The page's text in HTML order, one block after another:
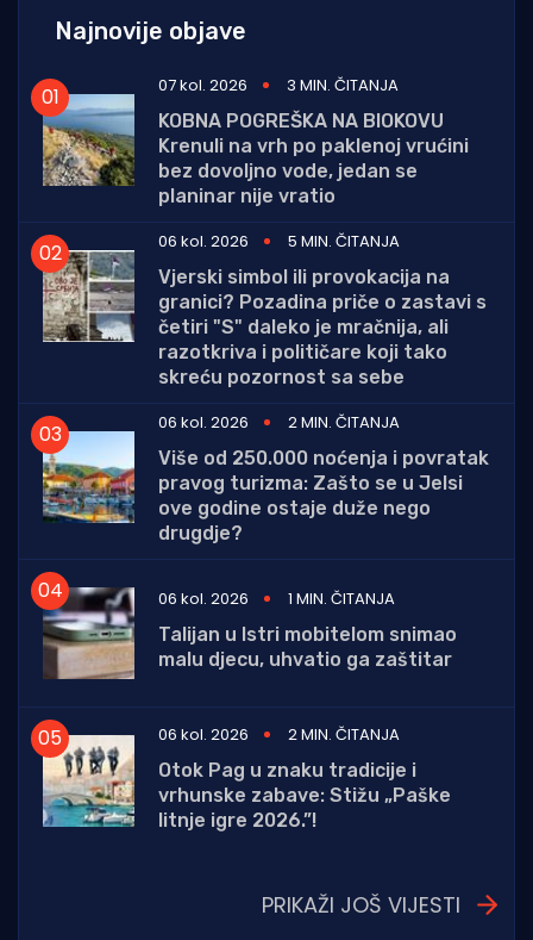
Najnovije objave
07 kol. 2026
3 MIN. ČITANJA
KOBNA POGREŠKA NA BIOKOVU
Krenuli na vrh po paklenoj vrućini
bez dovoljno vode, jedan se
planinar nije vratio
06 kol. 2026
5 MIN. ČITANJA
Vjerski simbol ili provokacija na
granici? Pozadina priče o zastavi s
četiri "S" daleko je mračnija, ali
razotkriva i političare koji tako
skreću pozornost sa sebe
06 kol. 2026
2 MIN. ČITANJA
Više od 250.000 noćenja i povratak
pravog turizma: Zašto se u Jelsi
ove godine ostaje duže nego
drugdje?
06 kol. 2026
1 MIN. ČITANJA
Talijan u Istri mobitelom snimao
malu djecu, uhvatio ga zaštitar
06 kol. 2026
2 MIN. ČITANJA
Otok Pag u znaku tradicije i
vrhunske zabave: Stižu „Paške
litnje igre 2026.”!
PRIKAŽI JOŠ VIJESTI